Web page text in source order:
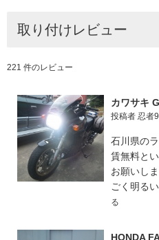
取り付けレビュー
221 件のレビュー
カワサキ
投稿者 忍者
石川県の
賃無料と
お願いし
ごく明る
る
HONDA